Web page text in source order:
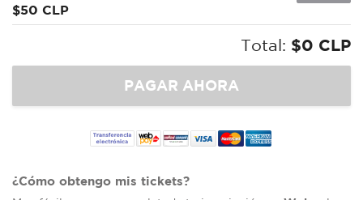
$50 CLP
Total: $0 CLP
¿Cómo obtengo mis tickets?